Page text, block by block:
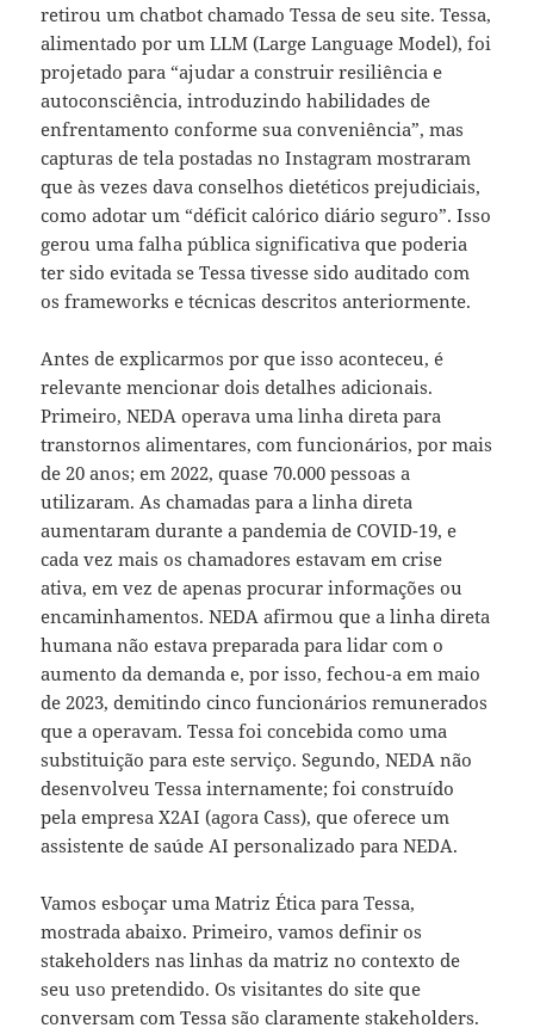
retirou um chatbot chamado Tessa de seu site. Tessa,
alimentado por um LLM (Large Language Model), foi
projetado para “ajudar a construir resiliência e
autoconsciência, introduzindo habilidades de
enfrentamento conforme sua conveniência”, mas
capturas de tela postadas no Instagram mostraram
que às vezes dava conselhos dietéticos prejudiciais,
como adotar um “déficit calórico diário seguro”. Isso
gerou uma falha pública significativa que poderia
ter sido evitada se Tessa tivesse sido auditado com
os frameworks e técnicas descritos anteriormente.
Antes de explicarmos por que isso aconteceu, é
relevante mencionar dois detalhes adicionais.
Primeiro, NEDA operava uma linha direta para
transtornos alimentares, com funcionários, por mais
de 20 anos; em 2022, quase 70.000 pessoas a
utilizaram. As chamadas para a linha direta
aumentaram durante a pandemia de COVID-19, e
cada vez mais os chamadores estavam em crise
ativa, em vez de apenas procurar informações ou
encaminhamentos. NEDA afirmou que a linha direta
humana não estava preparada para lidar com o
aumento da demanda e, por isso, fechou-a em maio
de 2023, demitindo cinco funcionários remunerados
que a operavam. Tessa foi concebida como uma
substituição para este serviço. Segundo, NEDA não
desenvolveu Tessa internamente; foi construído
pela empresa X2AI (agora Cass), que oferece um
assistente de saúde AI personalizado para NEDA.
Vamos esboçar uma Matriz Ética para Tessa,
mostrada abaixo. Primeiro, vamos definir os
stakeholders nas linhas da matriz no contexto de
seu uso pretendido. Os visitantes do site que
conversam com Tessa são claramente stakeholders.